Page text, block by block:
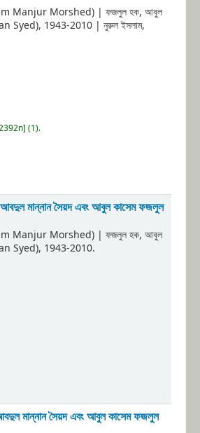
Manjur Morshed)| ফজলুল হক, আবুল
Syed), 1943-2010| নুরুল ইসলাম,
] (1).
মান্নান সৈয়দ এবং আবুল কাসেম ফজলুল
Manjur Morshed)| ফজলুল হক, আবুল
Syed), 1943-2010.
মান্নান সৈয়দ এবং আবুল কাসেম ফজলুল